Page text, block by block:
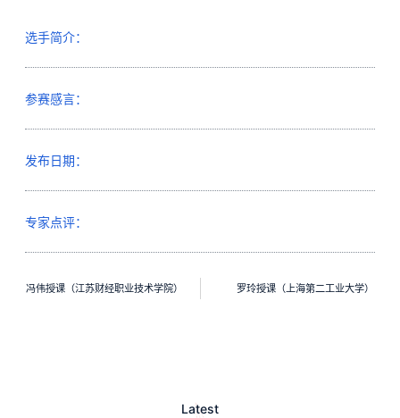
选手简介：
参赛感言：
发布日期：
专家点评：
冯伟授课（江苏财经职业技术学院） 罗玲授课（上海第二工业大学）
Latest